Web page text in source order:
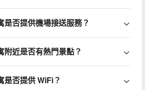
是否提供機場接送服務？
附近是否有熱門景點？
是否提供 WiFi？